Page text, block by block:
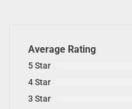
Average Rating
5 Star
4 Star
3 Star